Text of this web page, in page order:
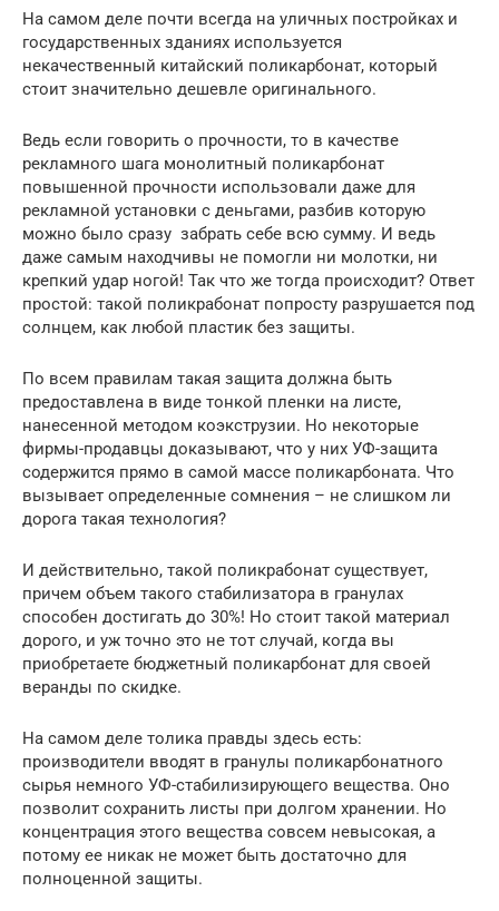
На самом деле почти всегда на уличных постройках и
государственных зданиях используется
некачественный китайский поликарбонат, который
стоит значительно дешевле оригинального.
Ведь если говорить о прочности, то в качестве
рекламного шага монолитный поликарбонат
повышенной прочности использовали даже для
рекламной установки с деньгами, разбив которую
можно было сразу забрать себе всю сумму. И ведь
даже самым находчивы не помогли ни молотки, ни
крепкий удар ногой! Так что же тогда происходит? Ответ
простой: такой поликрабонат попросту разрушается под
солнцем, как любой пластик без защиты.
По всем правилам такая защита должна быть
предоставлена в виде тонкой пленки на листе,
нанесенной методом коэкструзии. Но некоторые
фирмы-продавцы доказывают, что у них УФ-защита
содержится прямо в самой массе поликарбоната. Что
вызывает определенные сомнения – не слишком ли
дорога такая технология?
И действительно, такой поликрабонат существует,
причем объем такого стабилизатора в гранулах
способен достигать до 30%! Но стоит такой материал
дорого, и уж точно это не тот случай, когда вы
приобретаете бюджетный поликарбонат для своей
веранды по скидке.
На самом деле толика правды здесь есть:
производители вводят в гранулы поликарбонатного
сырья немного УФ-стабилизирующего вещества. Оно
позволит сохранить листы при долгом хранении. Но
концентрация этого вещества совсем невысокая, а
потому ее никак не может быть достаточно для
полноценной защиты.